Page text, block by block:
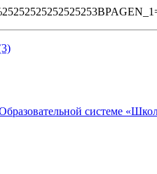
системе